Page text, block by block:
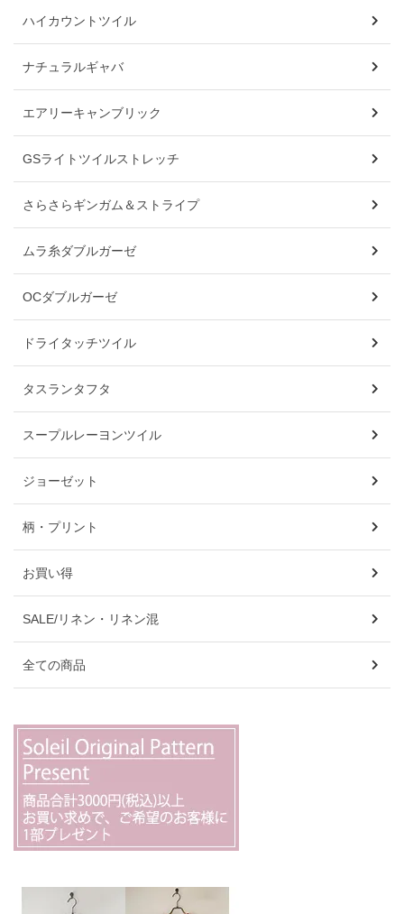
ハイカウントツイル
ナチュラルギャバ
エアリーキャンブリック
GSライトツイルストレッチ
さらさらギンガム＆ストライプ
ムラ糸ダブルガーゼ
OCダブルガーゼ
ドライタッチツイル
タスランタフタ
スープルレーヨンツイル
ジョーゼット
柄・プリント
お買い得
SALE/リネン・リネン混
全ての商品